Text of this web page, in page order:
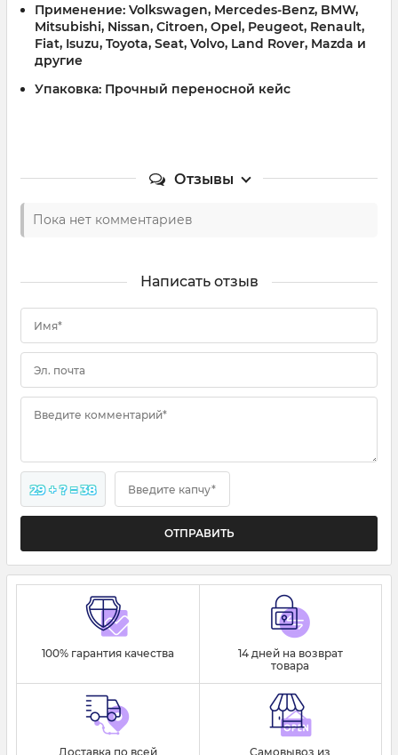
Применение: Volkswagen, Mercedes-Benz, BMW,
Mitsubishi, Nissan, Citroen, Opel, Peugeot, Renault,
Fiat, Isuzu, Toyota, Seat, Volvo, Land Rover, Mazda и
другие
Упаковка: Прочный переносной кейс
Отзывы
Пока нет комментариев
Написать отзыв
Имя*
Эл. почта
Введите комментарий*
29 + ? = 38 Введите капчу*
100% гарантия качества
14 дней на возврат
товара
Доставка по всей Самовывоз из